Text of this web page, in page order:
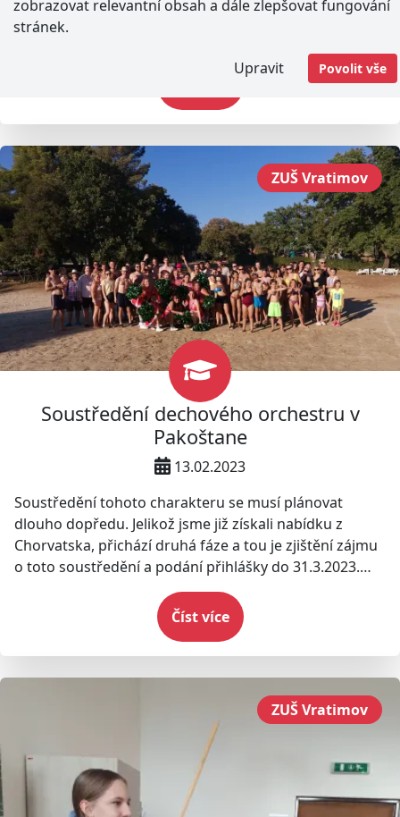
nejen rodiče a příbuzné absolventů, ale i širokou
veřejnost.
Soustředění dechového orchestru v
Pakoštane
13.02.2023
Soustředění tohoto charakteru se musí plánovat
dlouho dopředu. Jelikož jsme již získali nabídku z
Chorvatska, přichází druhá fáze a tou je zjištění zájmu
o toto soustředění a podání přihlášky do 31.3.2023.
Přihlášku je možné stáhnout v záložce "Dokumenty ke
Číst více
ZUŠ Vratimov
ZUŠ Vratimov
zobrazovat relevantní obsah a dále zlepšovat fungování
stránek.
Upravit Povolit vše